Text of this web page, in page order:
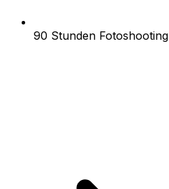
90 Stunden Fotoshooting